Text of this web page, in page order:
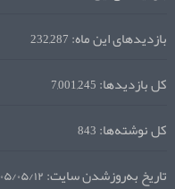
بازدیدهای این ماه:232,287
کل بازدیدها:7,001,245
کل نوشته‌ها:843
تاریخ به‌روزشدن سایت:۰۵/۰۵/۱۲